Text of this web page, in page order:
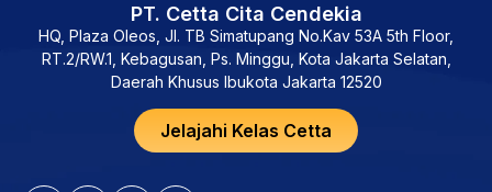
PT. Cetta Cita Cendekia
HQ, Plaza Oleos, Jl. TB Simatupang No.Kav 53A 5th Floor,
RT.2/RW.1, Kebagusan, Ps. Minggu, Kota Jakarta Selatan,
Daerah Khusus Ibukota Jakarta 12520
Jelajahi Kelas Cetta